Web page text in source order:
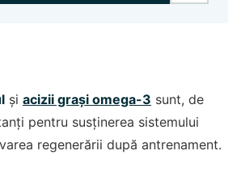
și acizii grași omega-3 sunt, de
pentru susținerea sistemului
regenerării după antrenament.